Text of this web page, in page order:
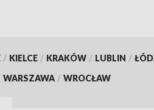
/ KIELCE / KRAKÓW / LUBLIN /
WARSZAWA / WROCŁAW